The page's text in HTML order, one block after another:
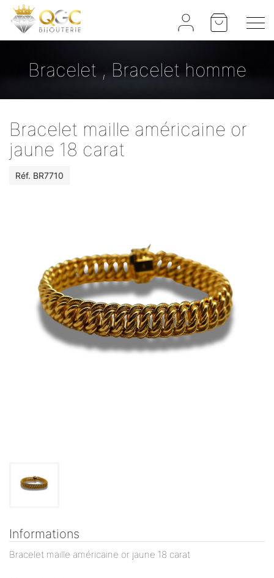
Bracelet , Bracelet homme
Bracelet maille américaine or
jaune 18 carat
Réf. BR7710
Informations
Bracelet maille américaine or jaune 18 carat
Panneau de gestion des cookies